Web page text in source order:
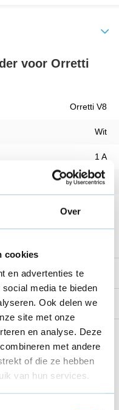
Over
cookies
en advertenties te
media te bieden
Ook delen we
site met onze
en analyse. Deze
met andere
of die ze hebben
van hun services.
voor Orretti
Orretti V8
Wit
1 A
1 Meter
Bekijk alle specificaties